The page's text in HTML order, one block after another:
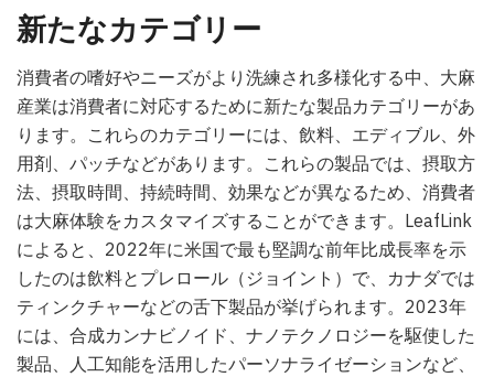
新たなカテゴリー
消費者の嗜好やニーズがより洗練され多様化する中、大麻
産業は消費者に対応するために新たな製品カテゴリーがあ
ります。これらのカテゴリーには、飲料、エディブル、外
用剤、パッチなどがあります。これらの製品では、摂取方
法、摂取時間、持続時間、効果などが異なるため、消費者
は大麻体験をカスタマイズすることができます。LeafLink
によると、2022年に米国で最も堅調な前年比成長率を示
したのは飲料とプレロール（ジョイント）で、カナダでは
ティンクチャーなどの舌下製品が挙げられます。2023年
には、合成カンナビノイド、ナノテクノロジーを駆使した
製品、人工知能を活用したパーソナライゼーションなど、